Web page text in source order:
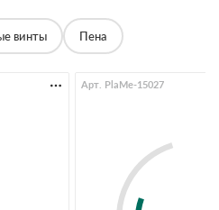
винты Пена
Арт. PlaMe-15027